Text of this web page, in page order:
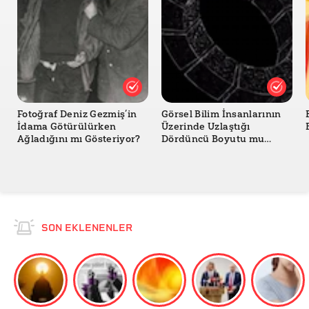
Fotoğraf Deniz Gezmiş’in
İdama Götürülürken
Ağladığını mı Gösteriyor?
Görsel Bilim İnsanlarının
Üzerinde Uzlaştığı
Dördüncü Boyutu mu
SON EKLENENLER